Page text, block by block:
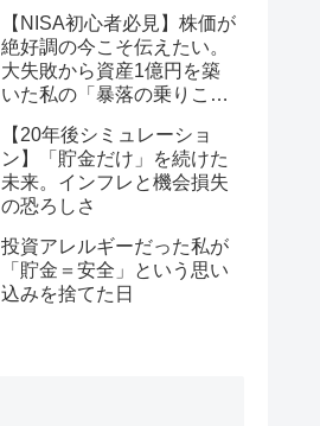
【NISA初心者必見】株価が
絶好調の今こそ伝えたい。
大失敗から資産1億円を築
いた私の「暴落の乗りこな
【20年後シミュレーショ
ン】「貯金だけ」を続けた
未来。インフレと機会損失
の恐ろしさ
投資アレルギーだった私が
「貯金＝安全」という思い
込みを捨てた日